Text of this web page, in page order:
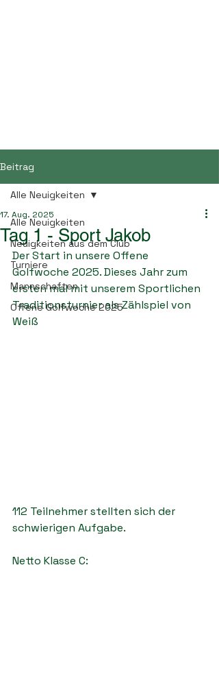
Beitrag
Alle Neuigkeiten
Neuigkeiten aus dem Club
Turniere
Mannschaften
Offene Golfwoche 2025
Alle Neuigkeiten
Tag 1 - Sport Jakob
17. Aug. 2025
Der Start in unsere Offene
Golfwoche 2025. Dieses Jahr zum
ersten mal mit unserem Sportlichen
Traditionsturnier als Zählspiel von
Weiß
112 Teilnehmer stellten sich der
schwierigen Aufgabe.
Netto Klasse C: